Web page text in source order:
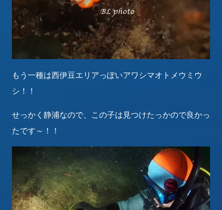
もう一種は西伊豆エリアっぽいアワシマオトメウミウ
シ！！
せっかく静浦なので、この子は見つけたっかので良かっ
たです～！！